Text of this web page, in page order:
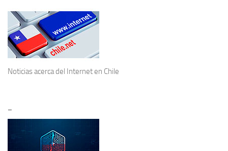
Noticias acerca del Internet en Chile
–